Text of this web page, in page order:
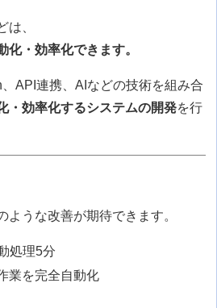
は、
化・効率化できます。
API連携、AIなどの技術を組み合
・効率化するシステムの開発を行
ような改善が期待できます。
処理5分
業を完全自動化